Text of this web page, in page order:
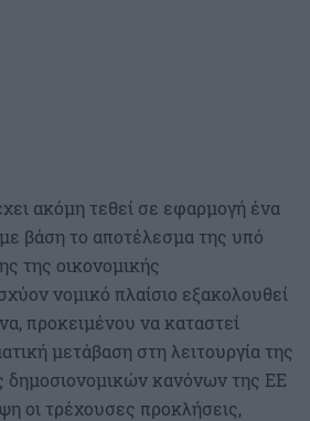
ακόμη τεθεί σε εφαρμογή ένα
βάση το αποτέλεσμα της υπό
της οικονομικής
νομικό πλαίσιο εξακολουθεί
προκειμένου να καταστεί
μετάβαση στη λειτουργία της
δημοσιονομικών κανόνων της ΕΕ
οι τρέχουσες προκλήσεις,